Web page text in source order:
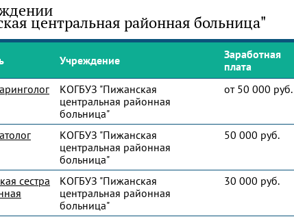
центральная районная больница"
Учреждение
Заработная
плата
КОГБУЗ "Пижанская
центральная районная
больница"
от 50 000 руб.
КОГБУЗ "Пижанская
центральная районная
больница"
50 000 руб.
сестра
КОГБУЗ "Пижанская
центральная районная
больница"
30 000 руб.